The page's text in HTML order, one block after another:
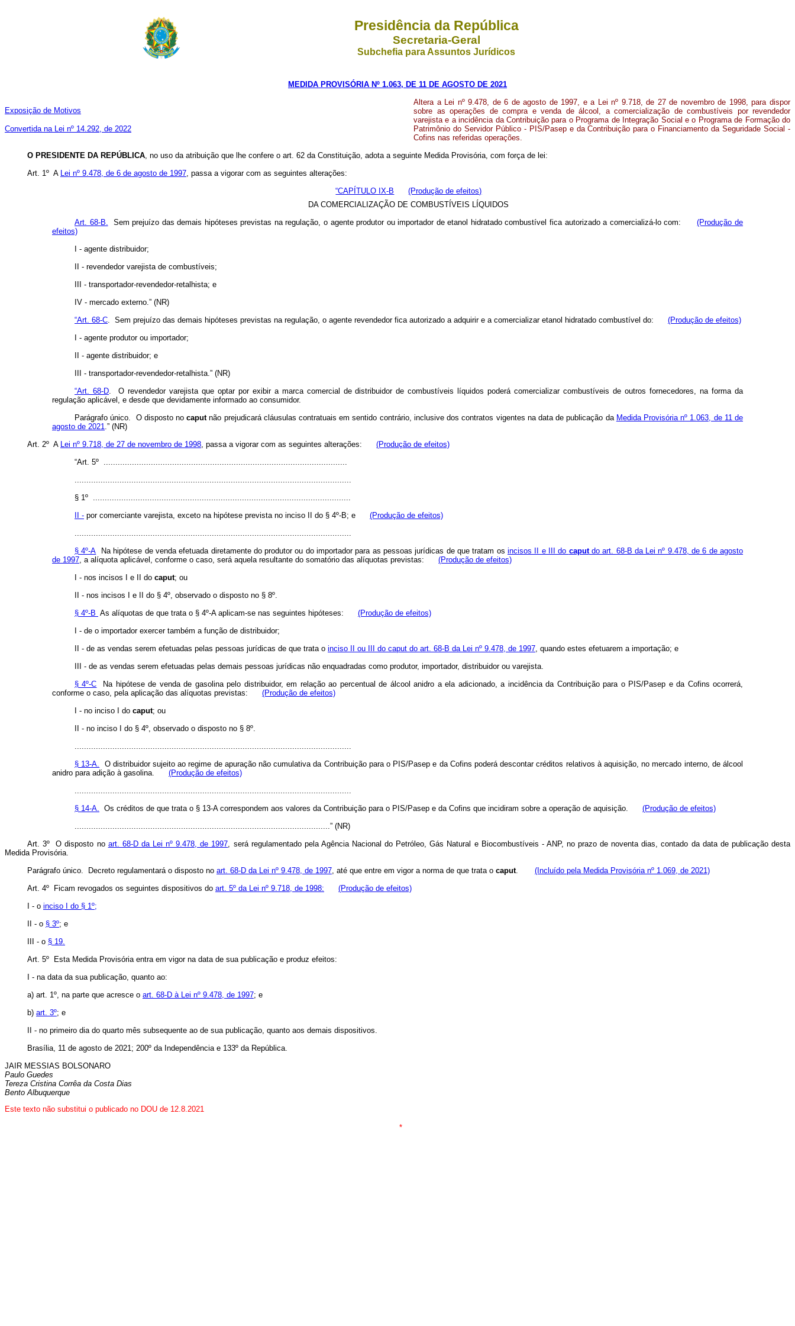
Presidência da República
Secretaria-Geral
Subchefia para Assuntos Jurídicos
MEDIDA PROVISÓRIA Nº 1.063, DE 11 DE AGOSTO DE 2021
Exposição de Motivos
Convertida na Lei nº 14.292, de 2022
Altera a Lei nº 9.478, de 6 de agosto de 1997, e a Lei nº 9.718, de 27 de novembro de 1998, para dispor
sobre as operações de compra e venda de álcool, a comercialização de combustíveis por revendedor
varejista e a incidência da Contribuição para o Programa de Integração Social e o Programa de Formação do
Patrimônio do Servidor Público - PIS/Pasep e da Contribuição para o Financiamento da Seguridade Social -
Cofins nas referidas operações.
O PRESIDENTE DA REPÚBLICA, no uso da atribuição que lhe confere o art. 62 da Constituição, adota a seguinte Medida Provisória, com força de lei:
Art. 1º A Lei nº 9.478, de 6 de agosto de 1997, passa a vigorar com as seguintes alterações:
“CAPÍTULO IX-B
(Produção de efeitos)
DA COMERCIALIZAÇÃO DE COMBUSTÍVEIS LÍQUIDOS
Art. 68-B. Sem prejuízo das demais hipóteses previstas na regulação, o agente produtor ou importador de etanol hidratado combustível fica autorizado a comercializá-lo com:
(Produção de
efeitos)
I - agente distribuidor;
II - revendedor varejista de combustíveis;
III - transportador-revendedor-retalhista; e
IV - mercado externo.” (NR)
“Art. 68-C. Sem prejuízo das demais hipóteses previstas na regulação, o agente revendedor fica autorizado a adquirir e a comercializar etanol hidratado combustível do:
(Produção de efeitos)
I - agente produtor ou importador;
II - agente distribuidor; e
III - transportador-revendedor-retalhista.” (NR)
“Art. 68-D. O revendedor varejista que optar por exibir a marca comercial de distribuidor de combustíveis líquidos poderá comercializar combustíveis de outros fornecedores, na forma da
regulação aplicável, e desde que devidamente informado ao consumidor.
Parágrafo único. O disposto nocaputnão prejudicará cláusulas contratuais em sentido contrário, inclusive dos contratos vigentes na data de publicação da Medida Provisória nº 1.063, de 11 de
agosto de 2021.” (NR)
Art. 2º A Lei nº 9.718, de 27 de novembro de 1998, passa a vigorar com as seguintes alterações:
(Produção de efeitos)
“Art. 5º .......................................................................................................
.....................................................................................................................
§ 1º .............................................................................................................
II - por comerciante varejista, exceto na hipótese prevista no inciso II do § 4º-B; e
(Produção de efeitos)
.....................................................................................................................
§ 4º-A Na hipótese de venda efetuada diretamente do produtor ou do importador para as pessoas jurídicas de que tratam os incisos II e III do caputdo art. 68-B da Lei nº 9.478, de 6 de agosto
de 1997, a alíquota aplicável, conforme o caso, será aquela resultante do somatório das alíquotas previstas:
(Produção de efeitos)
I - nos incisos I e II do caput; ou
II - nos incisos I e II do § 4º, observado o disposto no § 8º.
§ 4º-B As alíquotas de que trata o § 4º-A aplicam-se nas seguintes hipóteses:
(Produção de efeitos)
I - de o importador exercer também a função de distribuidor;
II - de as vendas serem efetuadas pelas pessoas jurídicas de que trata o inciso II ou III do caput do art. 68-B da Lei nº 9.478, de 1997, quando estes efetuarem a importação; e
III - de as vendas serem efetuadas pelas demais pessoas jurídicas não enquadradas como produtor, importador, distribuidor ou varejista.
§ 4º-C Na hipótese de venda de gasolina pelo distribuidor, em relação ao percentual de álcool anidro a ela adicionado, a incidência da Contribuição para o PIS/Pasep e da Cofins ocorrerá,
conforme o caso, pela aplicação das alíquotas previstas:
(Produção de efeitos)
I - no inciso I do caput; ou
II - no inciso I do § 4º, observado o disposto no § 8º.
.....................................................................................................................
§ 13-A. O distribuidor sujeito ao regime de apuração não cumulativa da Contribuição para o PIS/Pasep e da Cofins poderá descontar créditos relativos à aquisição, no mercado interno, de álcool
anidro para adição à gasolina.
(Produção de efeitos)
.....................................................................................................................
§ 14-A. Os créditos de que trata o § 13-A correspondem aos valores da Contribuição para o PIS/Pasep e da Cofins que incidiram sobre a operação de aquisição.
(Produção de efeitos)
............................................................................................................” (NR)
Art. 3º O disposto no art. 68-D da Lei nº 9.478, de 1997, será regulamentado pela Agência Nacional do Petróleo, Gás Natural e Biocombustíveis - ANP, no prazo de noventa dias, contado da data de publicação desta
Medida Provisória.
Parágrafo único. Decreto regulamentará o disposto no art. 68-D da Lei nº 9.478, de 1997, até que entre em vigor a norma de que trata o caput. (Incluído pela Medida Provisória nº 1.069, de 2021)
Art. 4º Ficam revogados os seguintes dispositivos do art. 5º da Lei nº 9.718, de 1998:
(Produção de efeitos)
I - o inciso I do § 1º;
II - o § 3º; e
III - o § 19.
Art. 5º Esta Medida Provisória entra em vigor na data de sua publicação e produz efeitos:
I - na data da sua publicação, quanto ao:
a) art. 1º, na parte que acresce o art. 68-D à Lei nº 9.478, de 1997; e
b) art. 3º; e
II - no primeiro dia do quarto mês subsequente ao de sua publicação, quanto aos demais dispositivos.
Brasília, 11 de agosto de 2021; 200º da Independência e 133º da República.
JAIR MESSIAS BOLSONARO
Paulo Guedes
Tereza Cristina Corrêa da Costa Dias
Bento Albuquerque
Este texto não substitui o publicado no DOU de 12.8.2021
*